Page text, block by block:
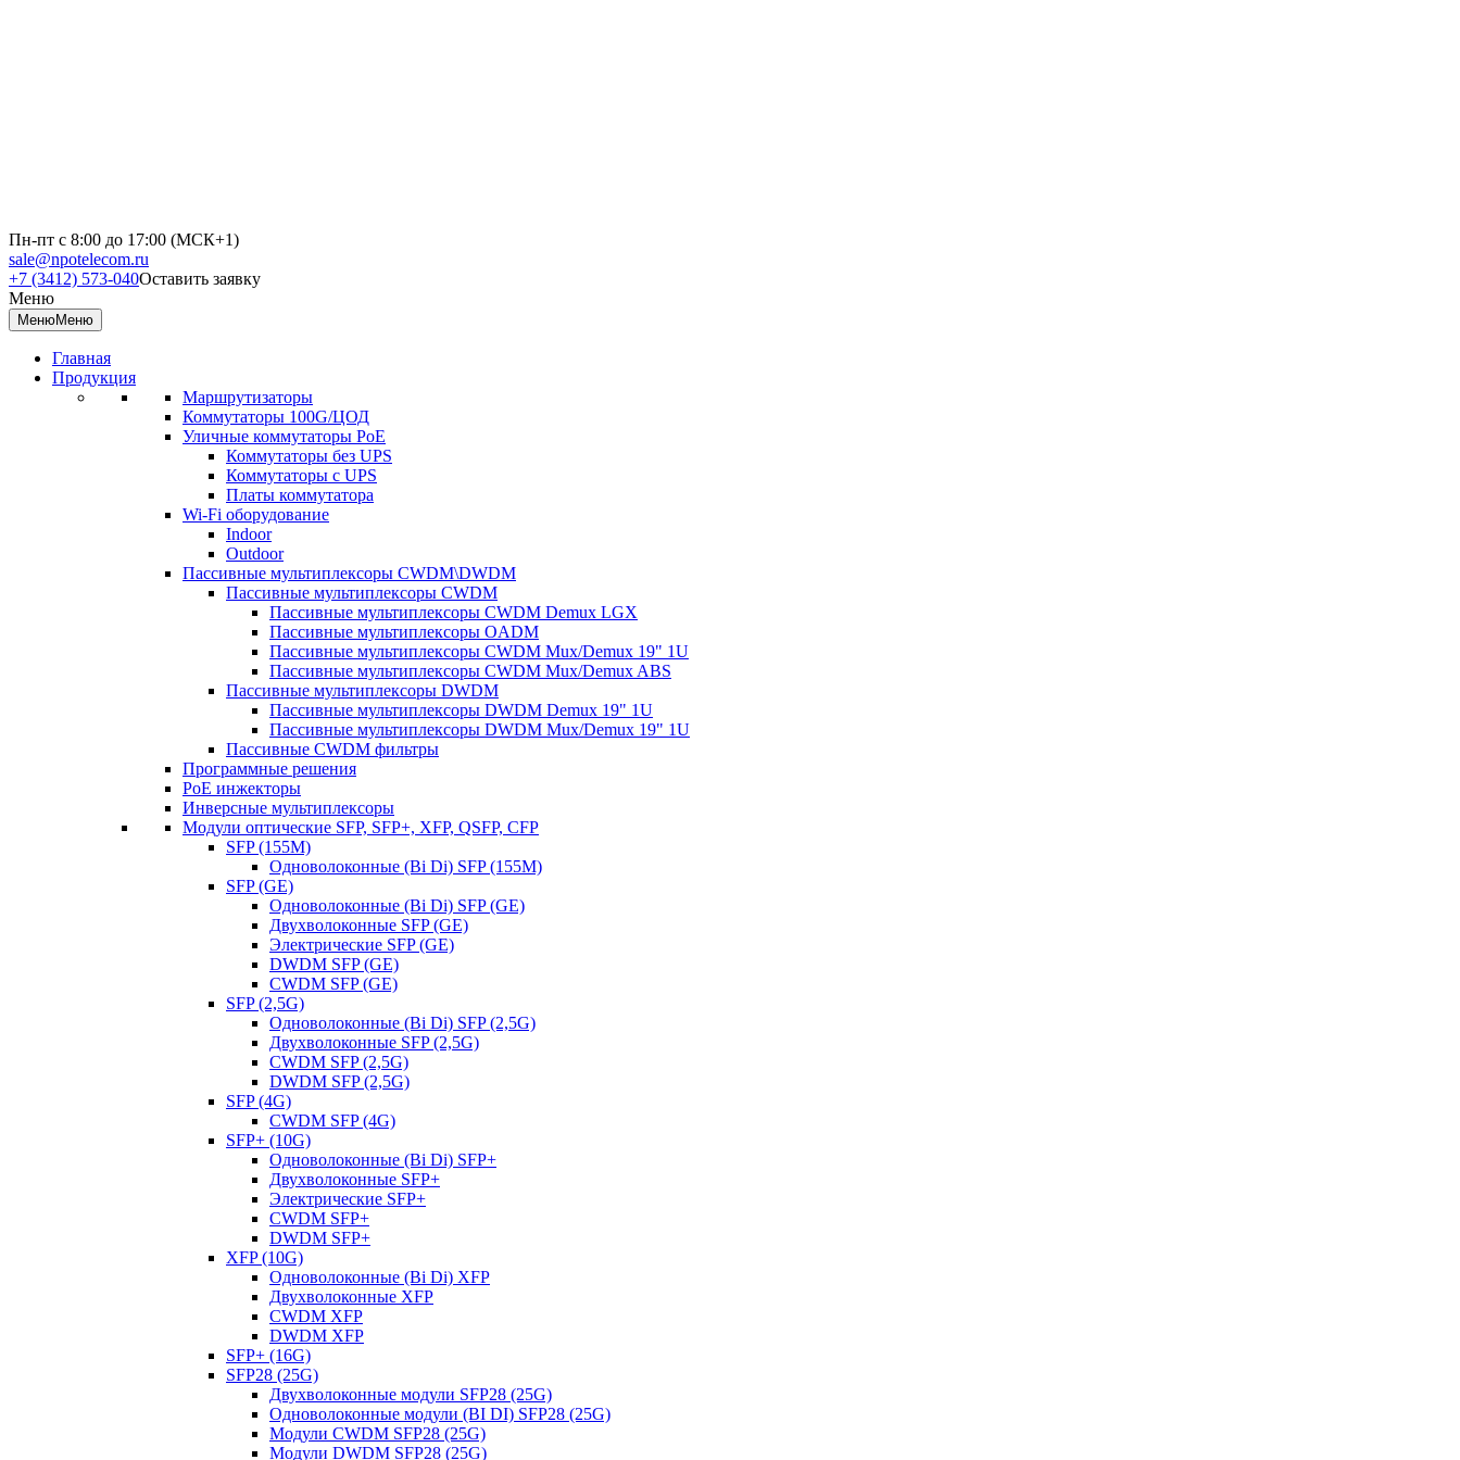
Пн-пт с 8:00 до 17:00 (МСК+1)
sale@npotelecom.ru
+7 (3412) 573-040Оставить заявку
Меню
МенюМеню
Главная
Продукция
Маршрутизаторы
Коммутаторы 100G/ЦОД
Уличные коммутаторы PoE
Коммутаторы без UPS
Коммутаторы с UPS
Платы коммутатора
Wi-Fi оборудование
Indoor
Outdoor
Пассивные мультиплексоры CWDM\DWDM
Пассивные мультиплексоры CWDM
Пассивные мультиплексоры CWDM Demux LGX
Пассивные мультиплексоры OADM
Пассивные мультиплексоры CWDM Mux/Demux 19" 1U
Пассивные мультиплексоры CWDM Mux/Demux ABS
Пассивные мультиплексоры DWDM
Пассивные мультиплексоры DWDM Demux 19" 1U
Пассивные мультиплексоры DWDM Mux/Demux 19" 1U
Пассивные CWDM фильтры
Программные решения
PoE инжекторы
Инверсные мультиплексоры
Модули оптические SFP, SFP+, XFP, QSFP, CFP
SFP (155M)
Одноволоконные (Bi Di) SFP (155M)
SFP (GE)
Одноволоконные (Bi Di) SFP (GE)
Двухволоконные SFP (GE)
Электрические SFP (GE)
DWDM SFP (GE)
CWDM SFP (GE)
SFP (2,5G)
Одноволоконные (Bi Di) SFP (2,5G)
Двухволоконные SFP (2,5G)
CWDM SFP (2,5G)
DWDM SFP (2,5G)
SFP (4G)
CWDM SFP (4G)
SFP+ (10G)
Одноволоконные (Bi Di) SFP+
Двухволоконные SFP+
Электрические SFP+
CWDM SFP+
DWDM SFP+
XFP (10G)
Одноволоконные (Bi Di) XFP
Двухволоконные XFP
CWDM XFP
DWDM XFP
SFP+ (16G)
SFP28 (25G)
Двухволоконные модули SFP28 (25G)
Одноволоконные модули (BI DI) SFP28 (25G)
Модули CWDM SFP28 (25G)
Модули DWDM SFP28 (25G)